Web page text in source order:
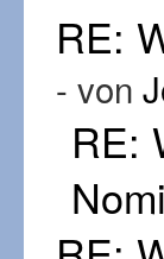
RE:
- von
RE: